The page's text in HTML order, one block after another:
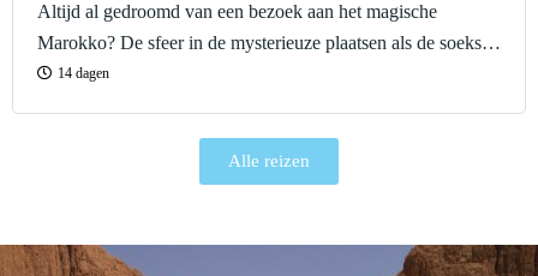
Altijd al gedroomd van een bezoek aan het magische
Marokko? De sfeer in de mysterieuze plaatsen als de soeks
Fes en Marrakech proeven? Dwalen door blauwe stad
Luisteren naar de oceaan in een pittoresk stadje langs de
Atlantische kust? Ga met ons mee op de Hoogtepunten reis
14 dagen
Alle reizen